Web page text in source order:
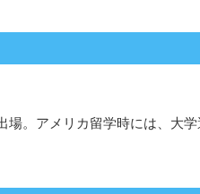
場。アメリカ留学時には、大